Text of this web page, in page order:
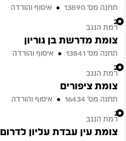
תחנה מס׳ 13890
איסוף והורדה
25
רמת הנגב
צומת מדרשת בן גוריון
תחנה מס׳ 13841
איסוף והורדה
26
רמת הנגב
צומת ציפורים
תחנה מס׳ 16434
איסוף והורדה
27
רמת הנגב
צומת עין עבדת עליון לדרום